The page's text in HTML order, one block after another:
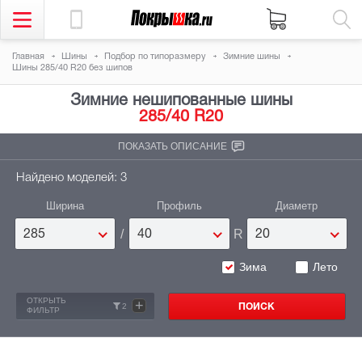
Главная Шины Подбор по типоразмеру
Зимние шины
Шины 285/40 R20 без шипов
Зимние нешипованные шины
285/40 R20
ПОКАЗАТЬ ОПИСАНИЕ
Найдено моделей: 3
Ширина
285 /
Профиль
40 R
Диаметр
20
Зима Лето
ОТКРЫТЬ
ФИЛЬТР
2 +